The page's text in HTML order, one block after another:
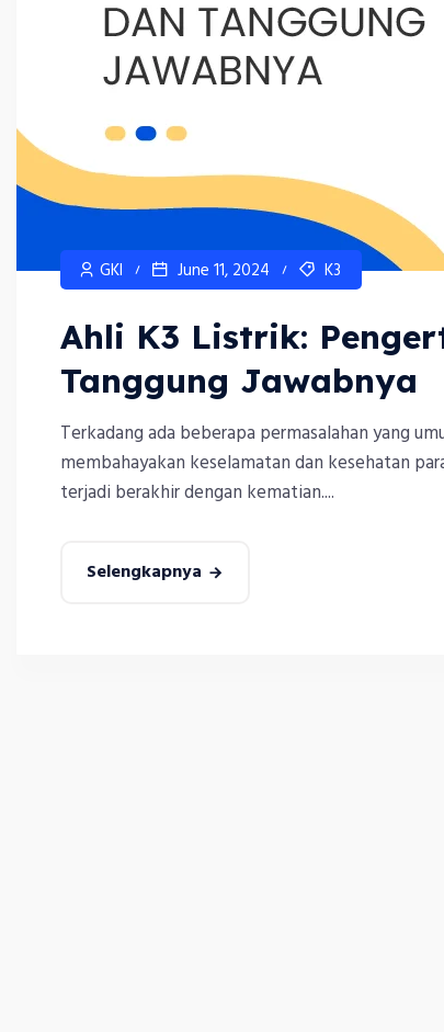
GKI June 11, 2024 K3
Ahli K3 Listrik:
Tanggung Jawabnya
Terkadang ada beberapa permasalahan yang
membahayakan keselamatan dan kesehatan
terjadi berakhir dengan kematian....
Selengkapnya